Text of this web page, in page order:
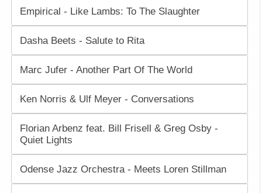
Empirical - Like Lambs: To The Slaughter
Dasha Beets - Salute to Rita
Marc Jufer - Another Part Of The World
Ken Norris & Ulf Meyer - Conversations
Florian Arbenz feat. Bill Frisell & Greg Osby -
Quiet Lights
Odense Jazz Orchestra - Meets Loren Stillman